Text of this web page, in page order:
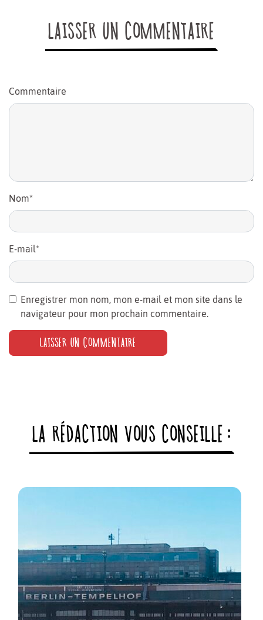
LAISSER UN COMMENTAIRE
Commentaire
Nom*
E-mail*
Enregistrer mon nom, mon e-mail et mon site dans le
navigateur pour mon prochain commentaire.
LA RÉDACTION VOUS CONSEILLE :